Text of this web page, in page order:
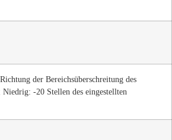
der Bereichsüberschreitung des
Niedrig: -20 Stellen des eingestellten